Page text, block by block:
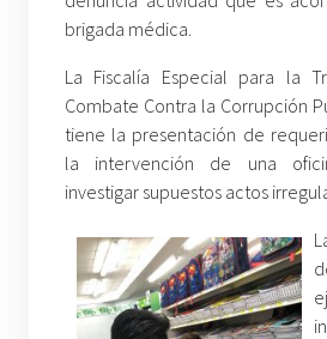
brigada médica.
La Fiscalía Especial para la
Combate Contra la Corrupción
tiene la presentación de
la intervención de una
investigar supuestos actos